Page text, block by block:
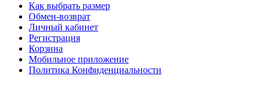
Как выбрать размер
Обмен-возврат
Личный кабинет
Регистрация
Корзина
Мобильное приложение
Политика Конфиденциальности